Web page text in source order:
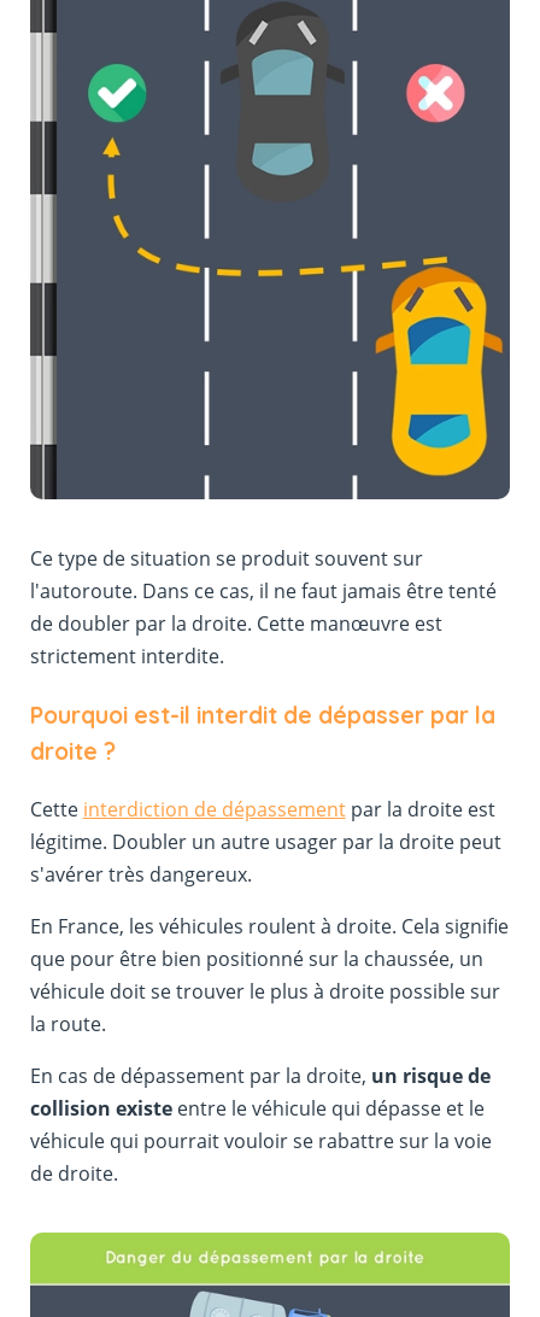
Ce type de situation se produit souvent sur
l'autoroute. Dans ce cas, il ne faut jamais être tenté
de doubler par la droite. Cette manœuvre est
strictement interdite.
Pourquoi est-il interdit de dépasser par la
droite ?
Cette interdiction de dépassementpar la droite est
légitime. Doubler un autre usager par la droite peut
s'avérer très dangereux.
En France, les véhicules roulent à droite. Cela signifie
que pour être bien positionné sur la chaussée, un
véhicule doit se trouver le plus à droite possible sur
la route.
En cas de dépassement par la droite, un risque de
collision existeentre le véhicule qui dépasse et le
véhicule qui pourrait vouloir se rabattre sur la voie
de droite.